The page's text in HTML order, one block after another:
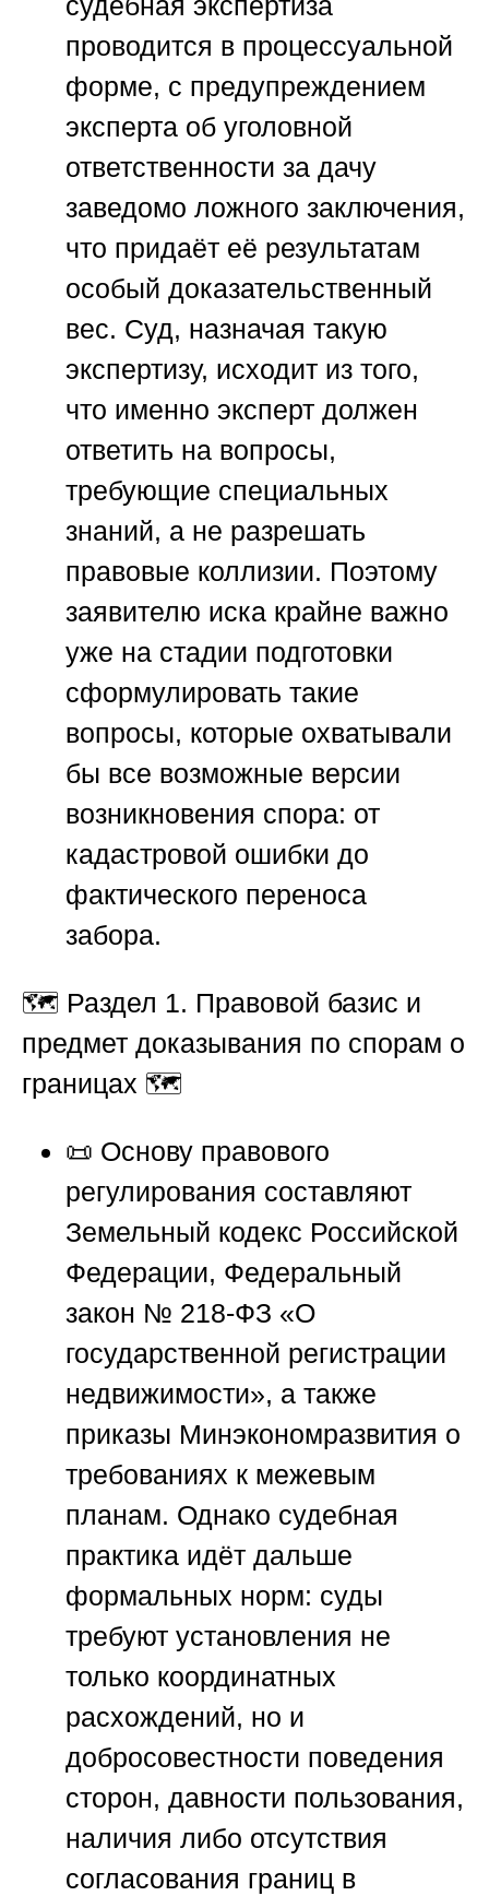
проводится в процессуальной
форме, с предупреждением
эксперта об уголовной
ответственности за дачу
заведомо ложного заключения,
что придаёт её результатам
особый доказательственный
вес. Суд, назначая такую
экспертизу, исходит из того,
что именно эксперт должен
ответить на вопросы,
требующие специальных
знаний, а не разрешать
правовые коллизии. Поэтому
заявителю иска крайне важно
уже на стадии подготовки
сформулировать такие
вопросы, которые охватывали
бы все возможные версии
возникновения спора: от
кадастровой ошибки до
фактического переноса
забора.
🗺️ Раздел 1. Правовой базис и
предмет доказывания по спорам о
границах 🗺️
📜 Основу правового
регулирования составляют
Земельный кодекс Российской
Федерации, Федеральный
закон № 218-ФЗ «О
государственной регистрации
недвижимости», а также
приказы Минэкономразвития о
требованиях к межевым
планам. Однако судебная
практика идёт дальше
формальных норм: суды
требуют установления не
только координатных
расхождений, но и
добросовестности поведения
сторон, давности пользования,
наличия либо отсутствия
согласования границ в